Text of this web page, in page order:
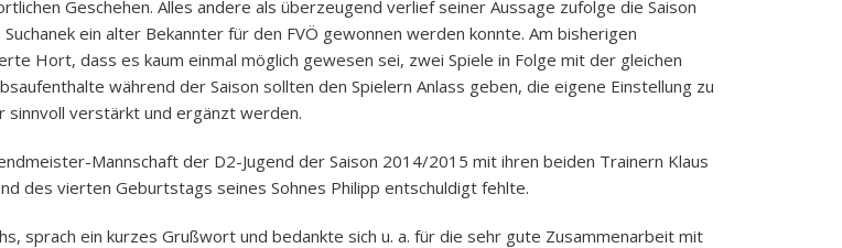
Geschehen. Alles andere als überzeugend verlief seiner Aussage zufolge die Saison
ein alter Bekannter für den FVÖ gewonnen werden konnte. Am bisherigen
Hort, dass es kaum einmal möglich gewesen sei, zwei Spiele in Folge mit der gleichen
während der Saison sollten den Spielern Anlass geben, die eigene Einstellung zu
sinnvoll verstärkt und ergänzt werden.
Mannschaft der D2-Jugend der Saison 2014/2015 mit ihren beiden Trainern Klaus
des vierten Geburtstags seines Sohnes Philipp entschuldigt fehlte.
sprach ein kurzes Grußwort und bedankte sich u. a. für die sehr gute Zusammenarbeit mit